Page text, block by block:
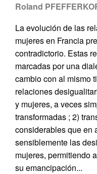
Roland
La evolución de las
mujeres en Francia
contradictorio. Estas
marcadas por una
cambio con al mismo
relaciones
y mujeres, a veces
transformadas ; 2)
considerables que en
sensiblemente las
mujeres, permitiendo
su emancipación...